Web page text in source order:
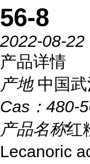
56-8
2022-08-22
产品详情
产地 中国武
Cas： 480-
产品名称红
Lecanoric